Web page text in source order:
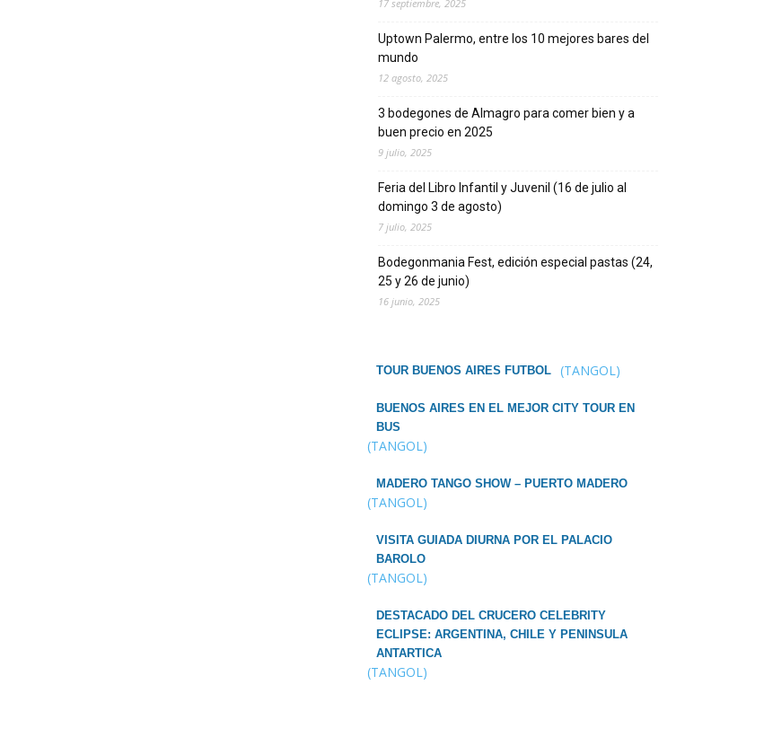
17 septiembre, 2025
Uptown Palermo, entre los 10 mejores bares del
mundo
12 agosto, 2025
3 bodegones de Almagro para comer bien y a
buen precio en 2025
9 julio, 2025
Feria del Libro Infantil y Juvenil (16 de julio al
domingo 3 de agosto)
7 julio, 2025
Bodegonmania Fest, edición especial pastas (24,
25 y 26 de junio)
16 junio, 2025
TOUR BUENOS AIRES FUTBOL (TANGOL)
BUENOS AIRES EN EL MEJOR CITY TOUR EN
BUS
(TANGOL)
MADERO TANGO SHOW – PUERTO MADERO
(TANGOL)
VISITA GUIADA DIURNA POR EL PALACIO
BAROLO
(TANGOL)
DESTACADO DEL CRUCERO CELEBRITY
ECLIPSE: ARGENTINA, CHILE Y PENINSULA
ANTARTICA
(TANGOL)